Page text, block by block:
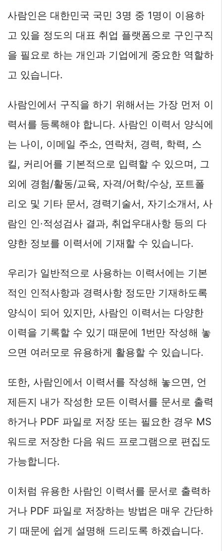
사람인은 대한민국 국민 3명 중 1명이 이용하
고 있을 정도의 대표 취업 플랫폼으로 구인구직
을 필요로 하는 개인과 기업에게 중요한 역할하
고 있습니다.
사람인에서 구직을 하기 위해서는 가장 먼저 이
력서를 등록해야 합니다. 사람인 이력서 양식에
는 나이, 이메일 주소, 연락처, 경력, 학력, 스
킬, 커리어를 기본적으로 입력할 수 있으며, 그
외에 경험/활동/교육, 자격/어학/수상, 포트폴
리오 및 기타 문서, 경력기술서, 자기소개서, 사
람인 인·적성검사 결과, 취업우대사항 등의 다
양한 정보를 이력서에 기재할 수 있습니다.
우리가 일반적으로 사용하는 이력서에는 기본
적인 인적사항과 경력사항 정도만 기재하도록
양식이 되어 있지만, 사람인 이력서는 다양한
이력을 기록할 수 있기 때문에 1번만 작성해 놓
으면 여러모로 유용하게 활용할 수 있습니다.
또한, 사람인에서 이력서를 작성해 놓으면, 언
제든지 내가 작성한 모든 이력서를 문서로 출력
하거나 PDF 파일로 저장 또는 필요한 경우 MS
워드로 저장한 다음 워드 프로그램으로 편집도
가능합니다.
이처럼 유용한 사람인 이력서를 문서로 출력하
거나 PDF 파일로 저장하는 방법은 매우 간단하
기 때문에 쉽게 설명해 드리도록 하겠습니다.